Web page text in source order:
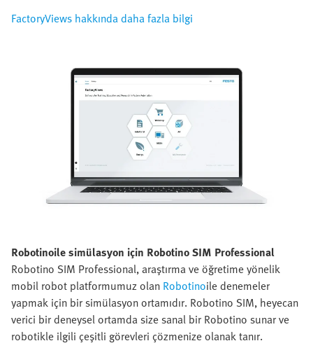
FactoryViews hakkında daha fazla bilgi
Robotinoile simülasyon için Robotino SIM Professional
Robotino SIM Professional, araştırma ve öğretime yönelik
mobil robot platformumuz olan Robotinoile denemeler
yapmak için bir simülasyon ortamıdır. Robotino SIM, heyecan
verici bir deneysel ortamda size sanal bir Robotino sunar ve
robotikle ilgili çeşitli görevleri çözmenize olanak tanır.